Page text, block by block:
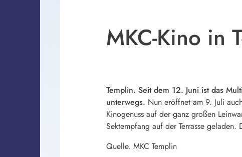
MKC-Kino in
Templin. Seit dem 12. Juni ist das
unterwegs. Nun eröffnet am 9. Juli
Kinogenuss auf der ganz großen
Sektempfang auf der Terrasse
Quelle. MKC Templin